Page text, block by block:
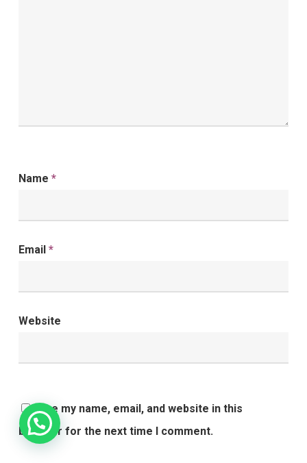
Name *
Email *
Website
Save my name, email, and website in this
browser for the next time I comment.